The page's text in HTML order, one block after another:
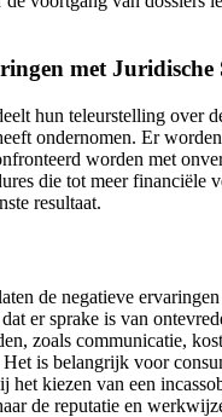
met Juridische
hun teleurstelling over
ondernomen. Er
worden met
die tot meer financiële
resultaat.
de negatieve
er sprake is van
zoals communicatie,
Het is belangrijk voor
kiezen van een
de reputatie en